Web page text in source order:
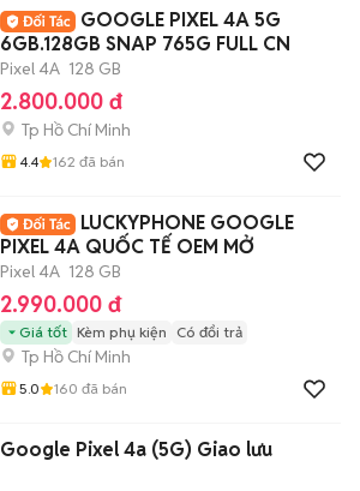
GOOGLE PIXEL 4A 5G
6GB.128GB SNAP 765G FULL CN
Pixel 4A 128 GB
2.800.000 đ
Tp Hồ Chí Minh
4.4 162 đã bán
LUCKYPHONE GOOGLE
PIXEL 4A QUỐC TẾ OEM MỞ
Pixel 4A 128 GB
2.990.000 đ
Giá tốt Kèm phụ kiện Có đổi trả
Tp Hồ Chí Minh
5.0 160 đã bán
Google Pixel 4a (5G) Giao lưu